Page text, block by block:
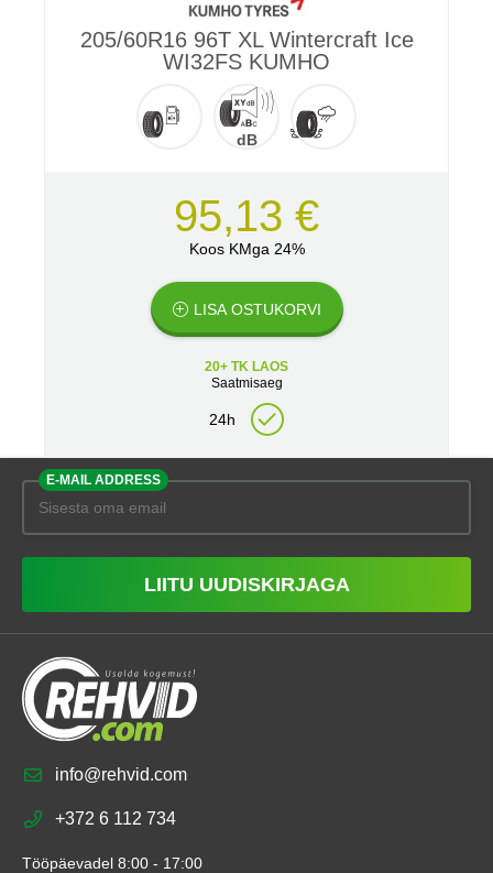
205/60R16 96T XL Wintercraft Ice
WI32FS KUMHO
dB
95,13 €
Koos KMga 24%
LISA OSTUKORVI
20+ TK LAOS
Saatmisaeg
24h
E-MAIL ADDRESS
LIITU UUDISKIRJAGA
info@rehvid.com
+372 6 112 734
Tööpäevadel 8:00 - 17:00